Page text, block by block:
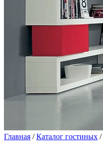
Главная /Каталог гостиных /